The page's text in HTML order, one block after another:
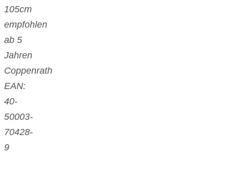
105cm
empfohlen
ab 5
Jahren
Coppenrath
EAN:
40-
50003-
70428-
9